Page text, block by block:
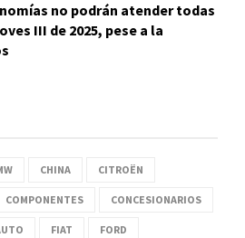
no podrán atender todas
III de 2025, pese a la
CHINA CITROËN
COMPONENTES CONCESIONARIOS
FIAT FORD